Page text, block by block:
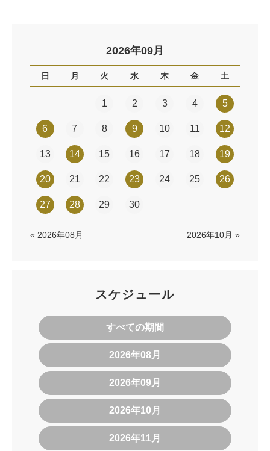
2026年09月
日 月 火 水 木 金 土
1 2 3 4 5
6 7 8 9 10 11 12
13 14 15 16 17 18 19
20 21 22 23 24 25 26
27 28 29 30
« 2026年08月 2026年10月 »
スケジュール
すべての期間
2026年08月
2026年09月
2026年10月
2026年11月